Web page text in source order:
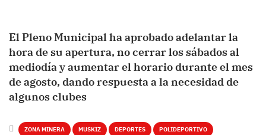
El Pleno Municipal ha aprobado adelantar la
hora de su apertura, no cerrar los sábados al
mediodía y aumentar el horario durante el mes
de agosto, dando respuesta a la necesidad de
algunos clubes
ZONA MINERA MUSKIZ DEPORTES POLIDEPORTIVO